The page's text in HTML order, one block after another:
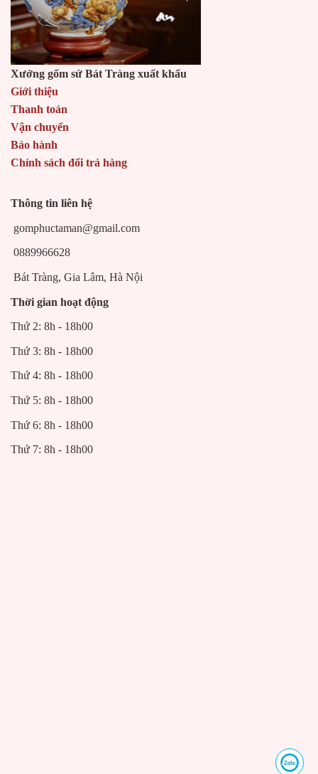
Xưởng gốm sứ Bát Tràng xuất khẩu
Giới thiệu
Thanh toán
Vận chuyển
Bảo hành
Chính sách đổi trả hàng
Thông tin liên hệ
gomphuctaman@gmail.com
0889966628
Bát Tràng, Gia Lâm, Hà Nội
Thời gian hoạt động
Thứ 2: 8h - 18h00
Thứ 3: 8h - 18h00
Thứ 4: 8h - 18h00
Thứ 5: 8h - 18h00
Thứ 6: 8h - 18h00
Thứ 7: 8h - 18h00